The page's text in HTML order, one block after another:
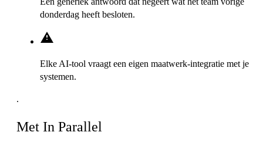
donderdag heeft besloten.
Elke AI-tool vraagt een eigen maatwerk-integratie met je
systemen.
.
Met In Parallel